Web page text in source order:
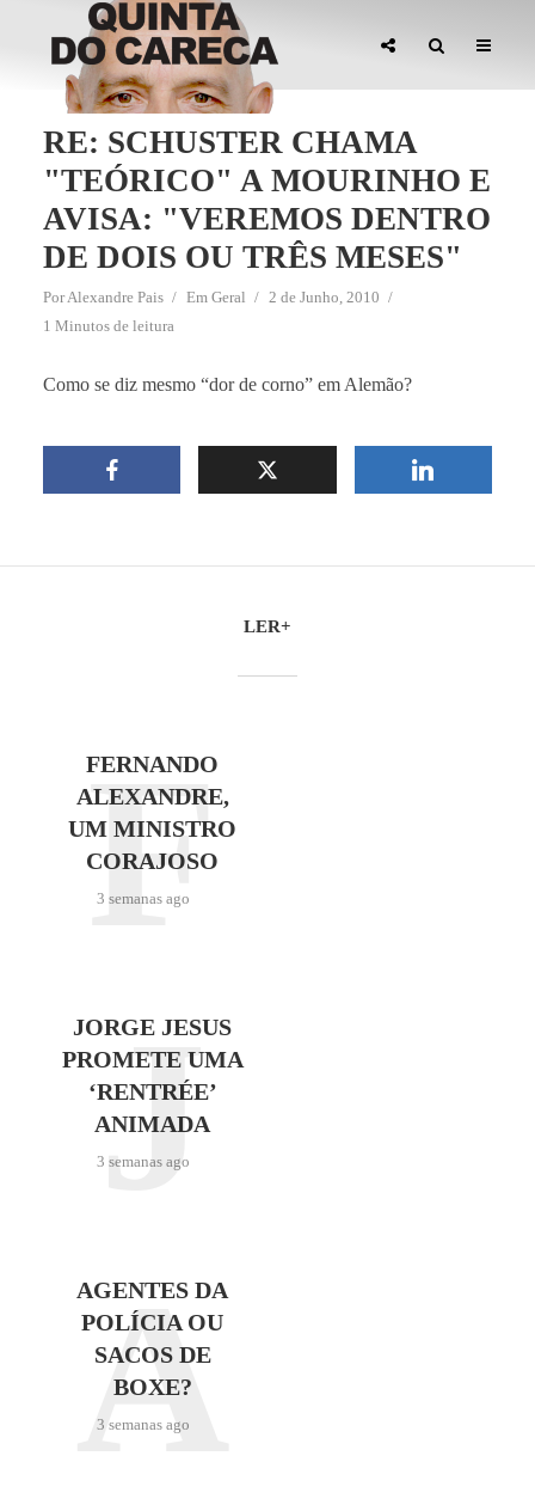
RE: SCHUSTER CHAMA
"TEÓRICO" A MOURINHO E
AVISA: "VEREMOS DENTRO
DE DOIS OU TRÊS MESES"
PorAlexandre Pais Em Geral
2 de Junho, 2010
1 Minutos de leitura
Como se diz mesmo “dor de corno” em Alemão?
LER+
FERNANDO
ALEXANDRE,
UM MINISTRO
CORAJOSO
3 semanas ago
F
JORGE JESUS
PROMETE UMA
‘RENTRÉE’
ANIMADA
3 semanas ago
J
AGENTES DA
POLÍCIA OU
SACOS DE
BOXE?
3 semanas ago
A